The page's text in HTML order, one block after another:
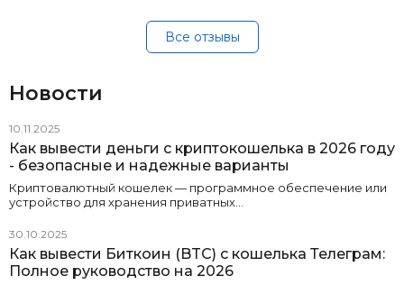
Все отзывы
Новости
10.11.2025
Как вывести деньги с криптокошелька в 2026 году
- безопасные и надежные варианты
Криптовалютный кошелек — программное обеспечение или
устройство для хранения приватных…
30.10.2025
Как вывести Биткоин (BTC) с кошелька Телеграм:
Полное руководство на 2026